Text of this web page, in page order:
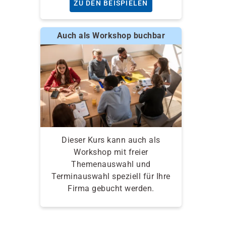
ZU DEN BEISPIELEN
Auch als Workshop buchbar
Dieser Kurs kann auch als
Workshop mit freier
Themenauswahl und
Terminauswahl speziell für Ihre
Firma gebucht werden.